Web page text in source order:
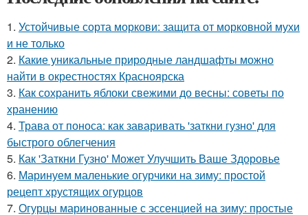
1. Устойчивые сорта моркови: защита от морковной мухи
и не только
2. Какие уникальные природные ландшафты можно
найти в окрестностях Красноярска
3. Как сохранить яблоки свежими до весны: советы по
хранению
4. Трава от поноса: как заваривать 'заткни гузно' для
быстрого облегчения
5. Как 'Заткни Гузно' Может Улучшить Ваше Здоровье
6. Маринуем маленькие огурчики на зиму: простой
рецепт хрустящих огурцов
7. Огурцы маринованные с эссенцией на зиму: простые